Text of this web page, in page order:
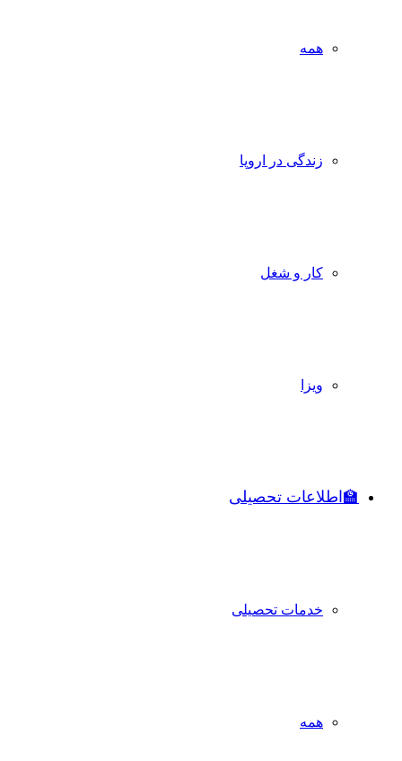
همه
زندگی در اروپا
کار و شغل
ویزا
🏫اطلاعات تحصیلی
خدمات تحصیلی
همه